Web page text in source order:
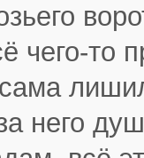
чего-то
него